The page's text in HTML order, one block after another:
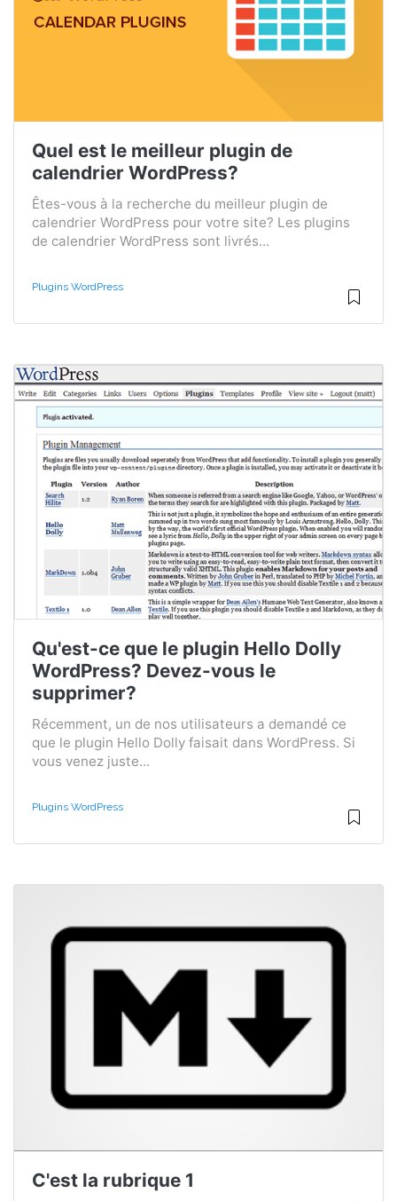
Quel est le meilleur plugin de
calendrier WordPress?
Êtes-vous à la recherche du meilleur plugin de
calendrier WordPress pour votre site? Les plugins
de calendrier WordPress sont livrés...
Plugins WordPress
Qu'est-ce que le plugin Hello Dolly
WordPress? Devez-vous le
supprimer?
Récemment, un de nos utilisateurs a demandé ce
que le plugin Hello Dolly faisait dans WordPress. Si
vous venez juste...
Plugins WordPress
C'est la rubrique 1